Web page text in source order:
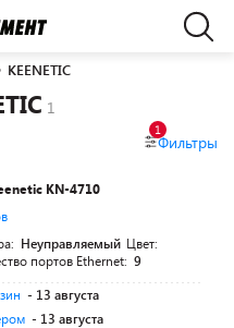
KEENETIC
Фильтры
1
KN-4710
Неуправляемый Цвет:
портов Ethernet: 9
- 13 августа
- 13 августа